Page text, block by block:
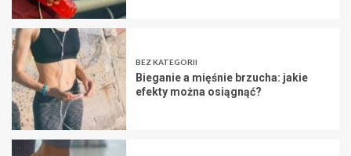
BEZ KATEGORII
Bieganie a mięśnie brzucha: jakie
efekty można osiągnąć?